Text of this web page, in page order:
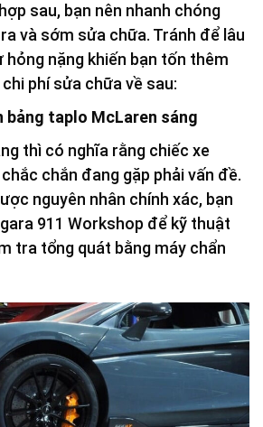
sau, bạn nên nhanh chóng
và sớm sửa chữa. Tránh để lâu
hỏng nặng khiến bạn tốn thêm
phí sửa chữa về sau:
bảng taplo McLaren sáng
thì có nghĩa rằng chiếc xe
chắn đang gặp phải vấn đề.
nguyên nhân chính xác, bạn
911 Workshop để kỹ thuật
tra tổng quát bằng máy chẩn